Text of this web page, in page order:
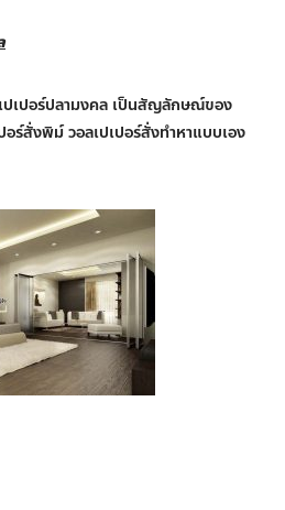
ปเปอร์ปลามงคล เป็นสัญลักษณ์ของ
อร์สั่งพิม์ วอลเปเปอร์สั่งทำหาแบบเอง